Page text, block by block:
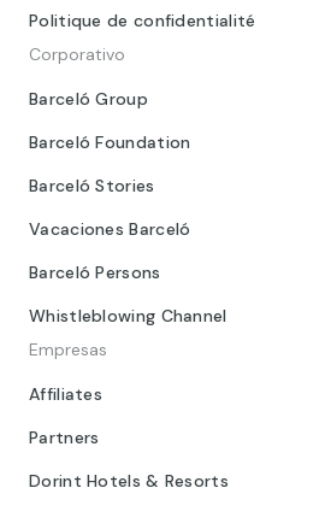
Politique de confidentialité
Corporativo
Barceló Group
Barceló Foundation
Barceló Stories
Vacaciones Barceló
Barceló Persons
Whistleblowing Channel
Empresas
Affiliates
Partners
Dorint Hotels & Resorts